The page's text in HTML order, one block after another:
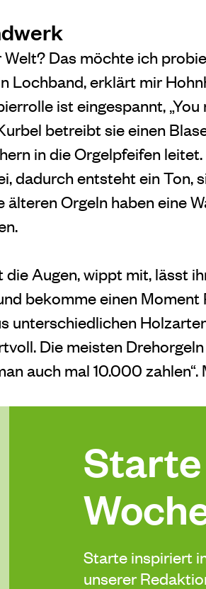
Das möchte ich
Lochband, erklärt mir
ist eingespannt,
betreibt sie einen
in die Orgelpfeifen
dadurch entsteht ein Ton,
älteren Orgeln haben eine
Augen, wippt mit, lässt
bekomme einen Moment
unterschiedlichen
Die meisten
auch mal 10.000
Starte inspiriert
unserer